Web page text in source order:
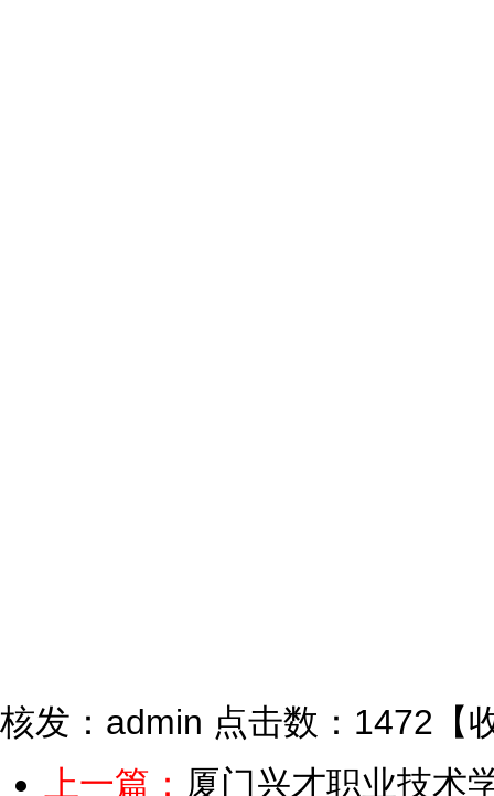
核发：admin 点击数：1472 【
上一篇： 厦门兴才职业技术